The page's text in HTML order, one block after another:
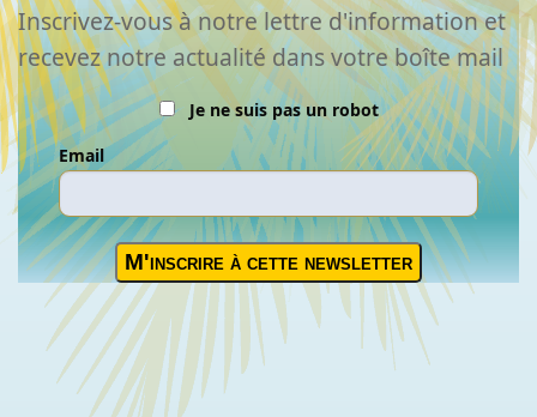
Inscrivez-vous à notre lettre d'information et
recevez notre actualité dans votre boîte mail
Je ne suis pas un robot
Email